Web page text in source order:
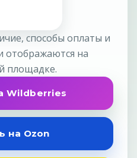
способы оплаты и
отображаются на
площадке.
Wildberries
на Ozon